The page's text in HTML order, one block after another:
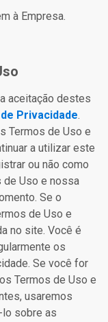
à Empresa.
aceitação destes
Privacidade.
Termos de Uso e
a utilizar este
ou não como
de Uso e nossa
Se o
de Uso e
no site. Você é
os
Se você for
Termos de Uso e
usaremos
sobre as